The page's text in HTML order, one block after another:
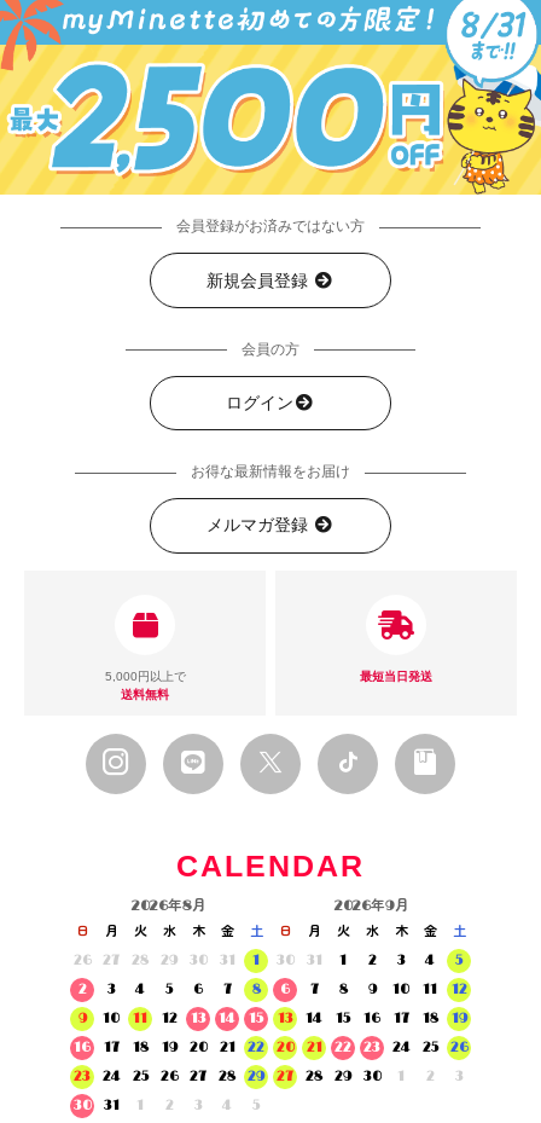
会員登録がお済みではない方
新規会員登録
会員の方
ログイン
お得な最新情報をお届け
メルマガ登録
5,000円以上で
送料無料
最短当日発送
CALENDAR
2026年8月
日 月 火 水 木 金
土
26
27 28 29 30 31
1
2
3 4 5 6 7
8
9
10 11 12 13 14
15
16
17 18 19 20 21
22
23
24 25 26 27 28
29
30
31 1 2 3 4 5
2026年9月
日 月 火 水 木 金
土
30
31 1 2 3 4
5
6
7 8 9 10 11
12
13
14 15 16 17 18
19
20
21 22 23 24 25
26
27
28 29 30 1 2 3